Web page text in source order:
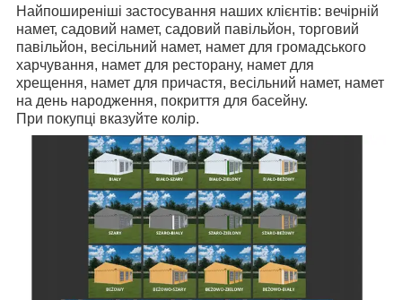
Найпоширеніші застосування наших клієнтів: вечірній
намет, садовий намет, садовий павільйон, торговий
павільйон, весільний намет, намет для громадського
харчування, намет для ресторану, намет для
хрещення, намет для причастя, весільний намет, намет
на день народження, покриття для басейну.
При покупці вказуйте колір.